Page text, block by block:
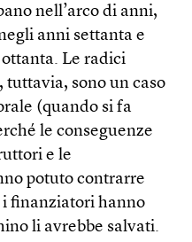
nell’arco di anni,
anni settanta e
Le radici
tuttavia, sono un caso
(quando si fa
le conseguenze
e le
potuto contrarre
finanziatori hanno
li avrebbe salvati.